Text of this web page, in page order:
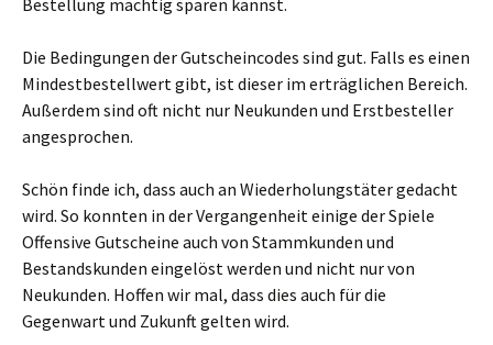
Bestellung mächtig sparen kannst.
Die Bedingungen der Gutscheincodes sind gut. Falls es einen
Mindestbestellwert gibt, ist dieser im erträglichen Bereich.
Außerdem sind oft nicht nur Neukunden und Erstbesteller
angesprochen.
Schön finde ich, dass auch an Wiederholungstäter gedacht
wird. So konnten in der Vergangenheit einige der Spiele
Offensive Gutscheine auch von Stammkunden und
Bestandskunden eingelöst werden und nicht nur von
Neukunden. Hoffen wir mal, dass dies auch für die
Gegenwart und Zukunft gelten wird.